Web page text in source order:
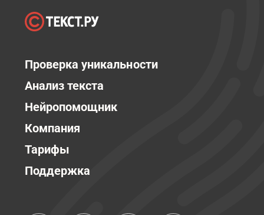
Проверка уникальности
Анализ текста
Нейропомощник
Компания
Тарифы
Поддержка